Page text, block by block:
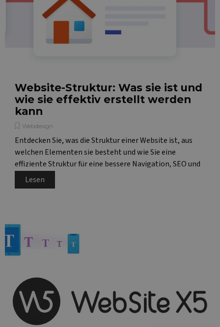
Website-Struktur: Was sie ist und
wie sie effektiv erstellt werden
kann
Webdesign
Entdecken Sie, was die Struktur einer Website ist, aus
welchen Elementen sie besteht und wie Sie eine
effiziente Struktur für eine bessere Navigation, SEO und
Nutzererfahrung einrichten können.
Lesen